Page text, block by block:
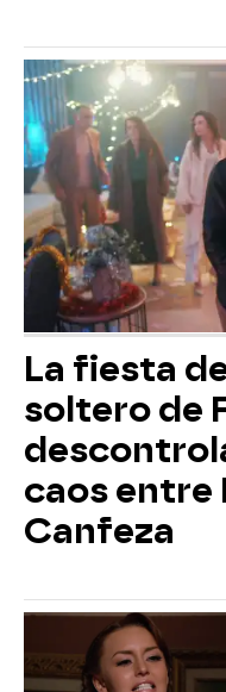
La fiesta
soltero de
caos entre
Canfeza